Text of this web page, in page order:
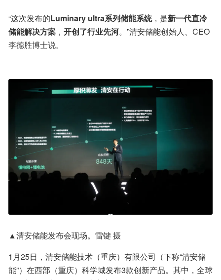
“这次发布的Luminary ultra系列储能系统，是新一代直冷
储能解决方案 ， 开创了行业先河。”清安储能创始人、CEO
李德胜博士说。
▲清安储能发布会现场。雷键 摄
1月25日，清安储能技术（重庆）有限公司（下称“清安储
能”）在西部（重庆）科学城发布3款创新产品。其中，全球